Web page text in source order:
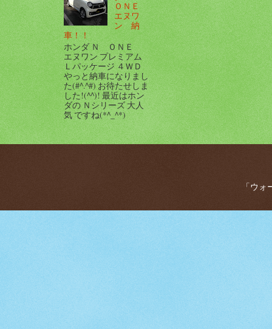
ＯＮＥ
エヌワ
ン 納
車！！
ホンダ Ｎ ＯＮＥ
エヌワン プレミアム
Ｌパッケージ ４ＷＤ
やっと納車になりまし
た(#^.^#) お待たせしま
した!(^^)! 最近はホン
ダの Ｎシリーズ 大人
気 ですね(*^_^*)
「ウ